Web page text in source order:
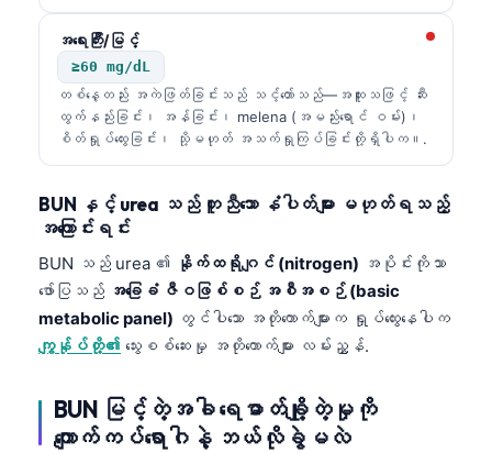
အရေးကြီး/မြင့်
≥60 mg/dL
တစ်နေ့တည်း အကဲဖြတ်ခြင်းသည် သင့်တော်သည်—အထူးသဖြင့် ဆီး
ထွက်နည်းခြင်း၊ အန်ခြင်း၊ melena (အမည်းရောင် ဝမ်း)၊
စိတ်ရှုပ်ထွေးခြင်း၊ သို့မဟုတ် အသက်ရှုကြပ်ခြင်းတို့ရှိပါက။.
BUN နှင့် urea သည် တူညီသော နံပါတ်များ မဟုတ်ရသည့်
အကြောင်းရင်း
BUN သည် urea ၏ နိုက်ထရိုဂျင် (nitrogen) အပိုင်းကိုသာ
ဖော်ပြသည် အခြေခံ ဇီဝဖြစ်စဉ် အစီအစဉ် (basic
metabolic panel) တွင်ပါသော အတိုကောက်များက ရှုပ်ထွေးနေပါက
ကျွန်ုပ်တို့၏ သွေးစစ်ဆေးမှု အတိုကောက်များ လမ်းညွှန်.
BUN မြင့်တဲ့အခါ ရေဓာတ်ချို့တဲ့မှုကို
ကျောက်ကပ်ရောဂါနဲ့ ဘယ်လိုခွဲမလဲ